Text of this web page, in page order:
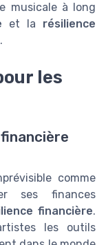
musicale à long
et la résilience
les
comme
ses finances
financière.
les outils